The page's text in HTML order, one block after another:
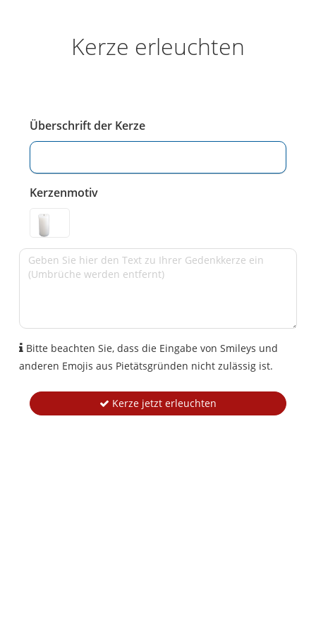
Kerze erleuchten
Überschrift der Kerze
Kerzenmotiv
Bitte beachten Sie, dass die Eingabe von Smileys und
anderen Emojis aus Pietätsgründen nicht zulässig ist.
Kerze jetzt erleuchten